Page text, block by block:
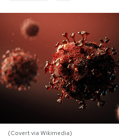
PODCAST
NEWSLETTER
I MIEI PREFERITI
(Covert via Wikimedia)